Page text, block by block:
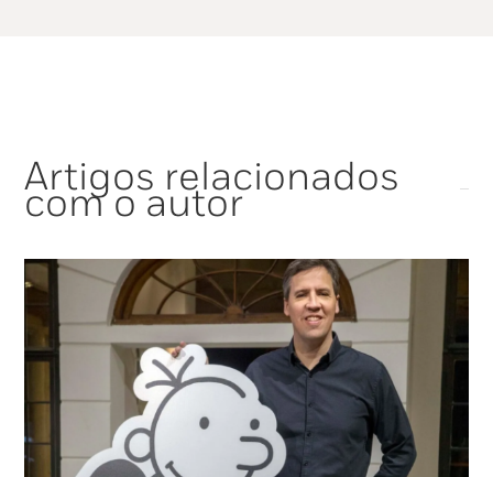
Artigos relacionados
com o autor